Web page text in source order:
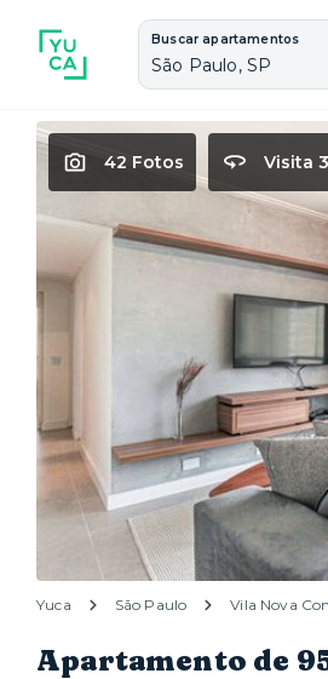
Buscar apartamentos
São Paulo, SP
42 Fotos Visita
Yuca São Paulo Vila Nova
Apartamento de